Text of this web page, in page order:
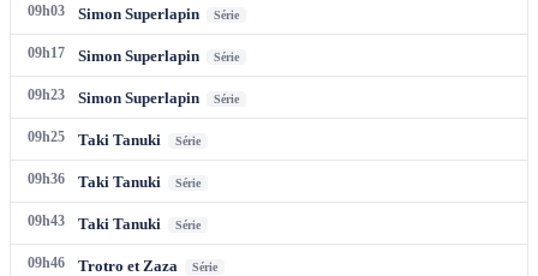
09h03 Simon Superlapin Série
09h17 Simon Superlapin Série
09h23 Simon Superlapin Série
09h25 Taki Tanuki Série
09h36 Taki Tanuki Série
09h43 Taki Tanuki Série
09h46 Trotro et Zaza Série